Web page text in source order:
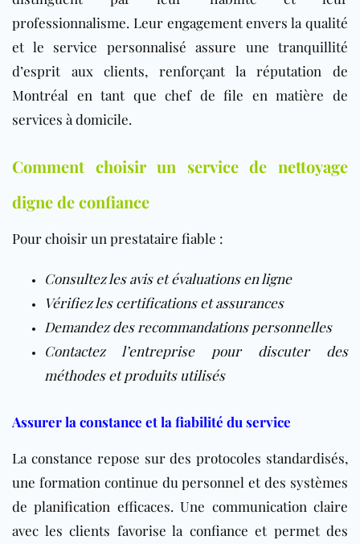
professionnalisme. Leur engagement envers la qualité
et le service personnalisé assure une tranquillité
d’esprit aux clients, renforçant la réputation de
Montréal en tant que chef de file en matière de
services à domicile.
Comment choisir un service de nettoyage
digne de confiance
Pour choisir un prestataire fiable :
Consultez les avis et évaluations en ligne
Vérifiez les certifications et assurances
Demandez des recommandations personnelles
Contactez l’entreprise pour discuter des
méthodes et produits utilisés
Assurer la constance et la fiabilité du service
La constance repose sur des protocoles standardisés,
une formation continue du personnel et des systèmes
de planification efficaces. Une communication claire
avec les clients favorise la confiance et permet des